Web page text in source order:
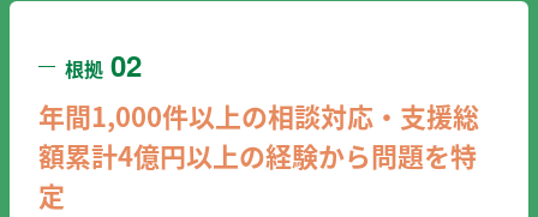
根拠 02
年間1,000件以上の相談対応・支援総
額累計4億円以上の経験から問題を特
定